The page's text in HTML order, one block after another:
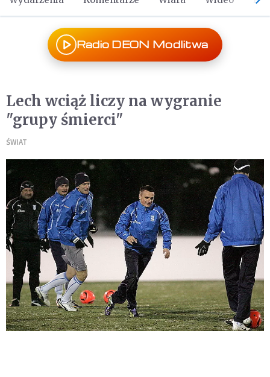
Radio DEON Modlitwa
Lech wciąż liczy na wygranie
"grupy śmierci"
ŚWIAT